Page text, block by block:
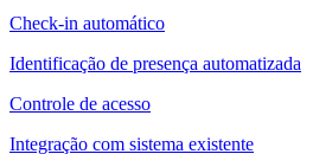
Check-in automático
Identificação de presença automatizada
Controle de acesso
Integração com sistema existente